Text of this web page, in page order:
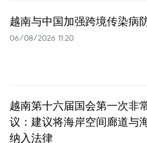
越南与中国加强跨境传染病
06/08/2026 11:20
越南第十六届国会第一次非
议：建议将海岸空间廊道与
纳入法律